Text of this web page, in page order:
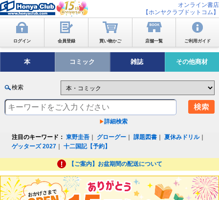
オンライン書店
【ホンヤクラブドットコム】
ログイン 会員登録 買い物かご 店舗一覧 ご利用ガイド
本 コミック 雑誌 その他商材
検索
詳細検索
注目のキーワード： 東野圭吾 グローグー ｜課題図書 ｜夏休みドリル｜
ゲッターズ 2027 ｜十二国記【予約】
【ご案内】お盆期間の配送について